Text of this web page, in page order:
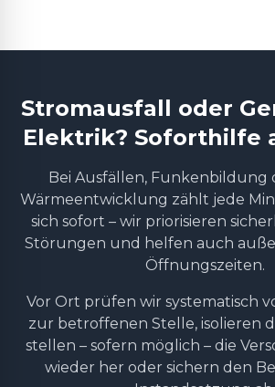
Stromausfall oder
Elektrik? Soforthilfe
Bei Ausfällen, Funkenbildung
Wärmeentwicklung zählt jede
sich sofort – wir priorisieren
Störungen und helfen auch
Öffnungszeiten.
Vor Ort prüfen wir systematisch
zur betroffenen Stelle, isolieren
stellen – sofern möglich – die
wieder her oder sichern den